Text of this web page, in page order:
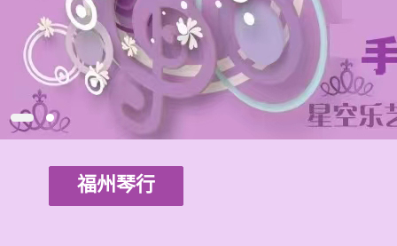
福州琴行